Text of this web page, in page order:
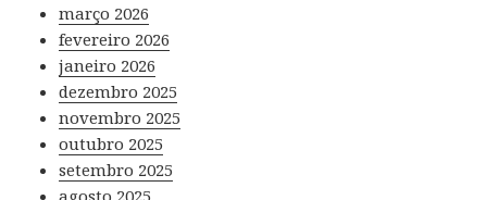
março 2026
fevereiro 2026
janeiro 2026
dezembro 2025
novembro 2025
outubro 2025
setembro 2025
agosto 2025